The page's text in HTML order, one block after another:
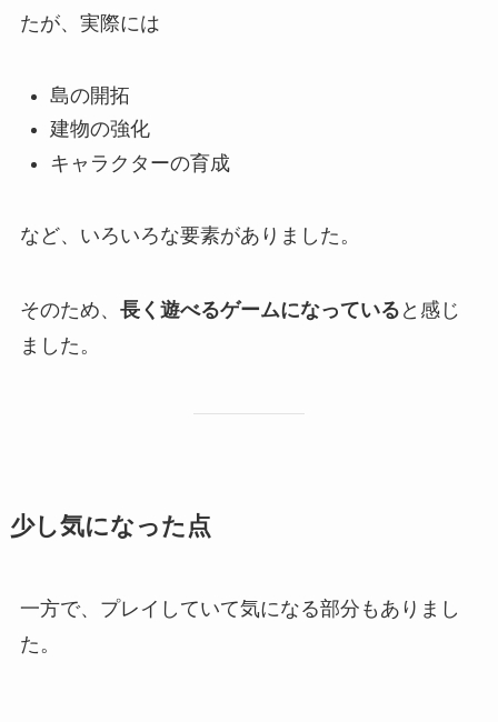
たが、実際には
島の開拓
建物の強化
キャラクターの育成
など、いろいろな要素がありました。
そのため、 長く遊べるゲームになっている と感じ
ました。
少し気になった点
一方で、プレイしていて気になる部分もありまし
た。